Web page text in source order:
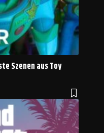
Szenen aus Toy